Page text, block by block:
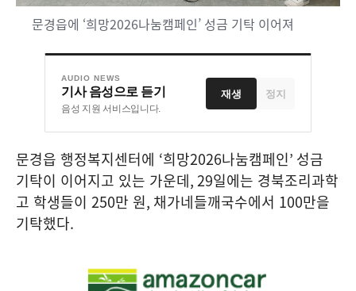
문경읍에 ‘희망2026나눔캠페인’ 성금 기탁 이어져
AUDIO NEWS
기사 음성으로 듣기
음성 지원 서비스입니다.
재생 정지
문경읍 행정복지센터에 ‘희망2026나눔캠페인’ 성금
기탁이 이어지고 있는 가운데, 29일에는 경북조리과학
고 학생들이 250만 원, 채가네들깨국수에서 100만을
기탁했다.